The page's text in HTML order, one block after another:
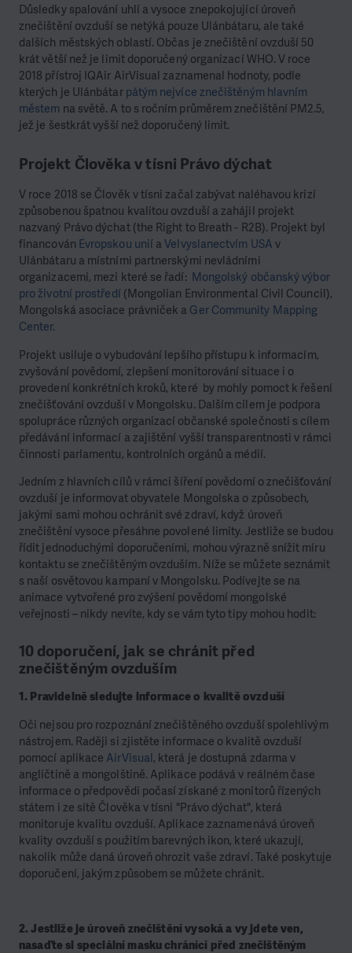
Důsledky spalování uhlí a vysoce znepokojující úroveň
znečištění ovzduší se netýká pouze Ulánbátaru, ale také
dalších městských oblastí. Občas je znečištění ovzduší 50
krát větší než je limit doporučený organizací WHO. V roce
2018 přístroj IQAir AirVisual zaznamenal hodnoty, podle
kterých je Ulánbátar pátým nejvíce znečištěným hlavním
městem na světě. A to s ročním průměrem znečištění PM2.5,
jež je šestkrát vyšší než doporučený limit.
Projekt Člověka v tísni Právo dýchat
V roce 2018 se Člověk v tísni začal zabývat naléhavou krizí
způsobenou špatnou kvalitou ovzduší a zahájil projekt
nazvaný Právo dýchat (the Right to Breath - R2B). Projekt byl
financován Evropskou unií aVelvyslanectvím USA v
Ulánbátaru a místními partnerskými nevládními
organizacemi, mezi které se řadí: Mongolský občanský výbor
pro životní prostředí(Mongolian Environmental Civil Council),
Mongolská asociace právniček a Ger Community Mapping
Center.
Projekt usiluje o vybudování lepšího přístupu k informacím,
zvyšování povědomí, zlepšení monitorování situace i o
provedení konkrétních kroků, které by mohly pomoct k řešení
znečišťování ovzduší v Mongolsku. Dalším cílem je podpora
spolupráce různých organizací občanské společnosti s cílem
předávání informací a zajištění vyšší transparentnosti v rámci
činnosti parlamentu, kontrolních orgánů a médií.
Jedním z hlavních cílů v rámci šíření povědomí o znečišťování
ovzduší je informovat obyvatele Mongolska o způsobech,
jakými sami mohou ochránit své zdraví, když úroveň
znečištění vysoce přesáhne povolené limity. Jestliže se budou
řídit jednoduchými doporučeními, mohou výrazně snížit míru
kontaktu se znečištěným ovzduším. Níže se můžete seznámit
s naší osvětovou kampaní v Mongolsku. Podívejte se na
animace vytvořené pro zvýšení povědomí mongolské
veřejnosti – nikdy nevíte, kdy se vám tyto tipy mohou hodit:
10 doporučení, jak se chránit před
znečištěným ovzduším
1. Pravidelně sledujte informace o kvalitě ovzduší
Oči nejsou pro rozpoznání znečištěného ovzduší spolehlivým
nástrojem. Raději si zjistěte informace o kvalitě ovzduší
pomocí aplikace AirVisual, která je dostupná zdarma v
angličtině a mongolštině. Aplikace podává v reálném čase
informace o předpovědi počasí získané z monitorů řízených
státem i ze sítě Člověka v tísni "Právo dýchat", která
monitoruje kvalitu ovzduší. Aplikace zaznamenává úroveň
kvality ovzduší s použitím barevných ikon, které ukazují,
nakolik může daná úroveň ohrozit vaše zdraví. Také poskytuje
doporučení, jakým způsobem se můžete chránit.
2. Jestliže je úroveň znečištění vysoká a vy jdete ven,
nasaďte si speciální masku chránící před znečištěným